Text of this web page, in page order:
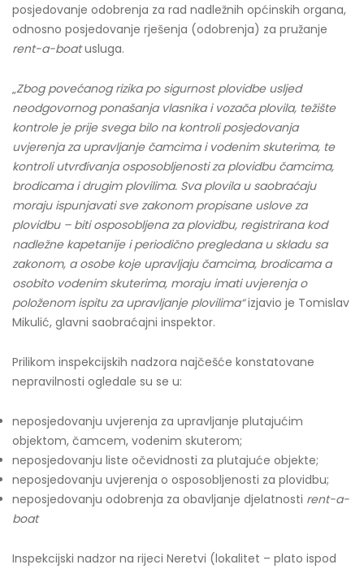
posjedovanje odobrenja za rad nadležnih općinskih organa,
odnosno posjedovanje rješenja (odobrenja) za pružanje
rent-a-boatusluga.
„Zbog povećanog rizika po sigurnost plovidbe usljed
neodgovornog ponašanja vlasnika i vozača plovila, težište
kontrole je prije svega bilo na kontroli posjedovanja
uvjerenja za upravljanje čamcima i vodenim skuterima, te
kontroli utvrđivanja osposobljenosti za plovidbu čamcima,
brodicama i drugim plovilima. Sva plovila u saobraćaju
moraju ispunjavati sve zakonom propisane uslove za
plovidbu – biti osposobljena za plovidbu, registrirana kod
nadležne kapetanije i periodično pregledana u skladu sa
zakonom, a osobe koje upravljaju čamcima, brodicama a
osobito vodenim skuterima, moraju imati uvjerenja o
položenom ispitu za upravljanje plovilima“izjavio je Tomislav
Mikulić, glavni saobraćajni inspektor.
Prilikom inspekcijskih nadzora najčešće konstatovane
nepravilnosti ogledale su se u:
neposjedovanju uvjerenja za upravljanje plutajućim
objektom, čamcem, vodenim skuterom;
neposjedovanju liste očevidnosti za plutajuće objekte;
neposjedovanju uvjerenja o osposobljenosti za plovidbu;
neposjedovanju odobrenja za obavljanje djelatnosti rent-a-
boat
Inspekcijski nadzor na rijeci Neretvi (lokalitet – plato ispod